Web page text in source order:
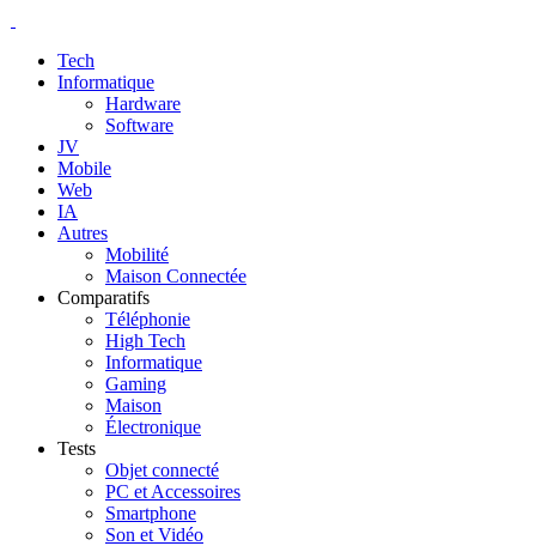
Tech
Informatique
Hardware
Software
JV
Mobile
Web
IA
Autres
Mobilité
Maison Connectée
Comparatifs
Téléphonie
High Tech
Informatique
Gaming
Maison
Électronique
Tests
Objet connecté
PC et Accessoires
Smartphone
Son et Vidéo